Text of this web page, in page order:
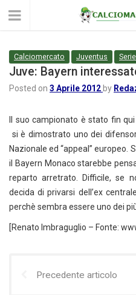
Calciomercato Juventus
Juve: Bayern
Posted on 3 Aprile 2012 by
Il suo campionato è stato fin
si è dimostrato uno dei
Nazionale ed “appeal” europeo.
il Bayern Monaco starebbe
reparto arretrato. Difficile, se
decida di privarsi dell’ex
perchè sembra essere uno dei
[Renato Imbraguglio – Fonte:
Precedente articolo